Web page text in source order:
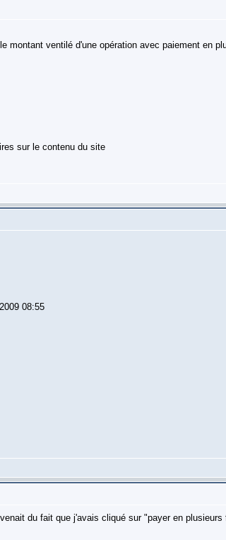
montant ventilé d'une opération avec paiement en
sur le contenu du site
08:55
du fait que j'avais cliqué sur "payer en